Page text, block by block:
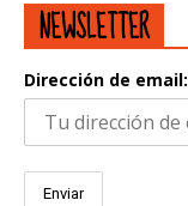
NEWSLETTER
Dirección de email: